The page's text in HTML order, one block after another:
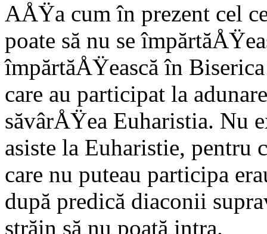
AÅŸa cum în prezent cel
poate să nu se
împărtăÅŸească în
care au participat la
săvârÅŸea Euharistia. Nu
asiste la Euharistie,
care nu puteau participa
după predică diaconii
străin să nu poată intra.